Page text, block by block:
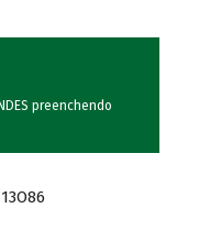
preenchendo